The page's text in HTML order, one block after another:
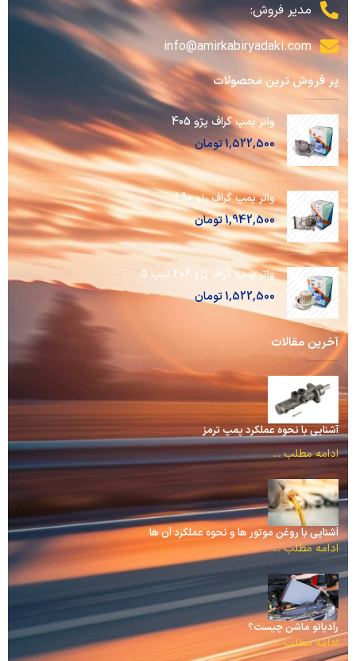
مدیر فروش:
info@amirkabiryadaki.com
پر فروش ترین محصولات
واتر پمپ گراف پژو 405
1,522,500تومان
واتر پمپ گراف رنو L90
1,942,500تومان
واتر پمپ گراف پژو 206 تیپ 5
1,522,500تومان
آخرین مقالات
آشنایی با نحوه عملکرد پمپ ترمز
ادامه مطلب ...
آشنایی با روغن موتور ها و نحوه عملکرد آن ها
ادامه مطلب ...
رادیاتو ماشن چیست؟
ادامه مطلب ...